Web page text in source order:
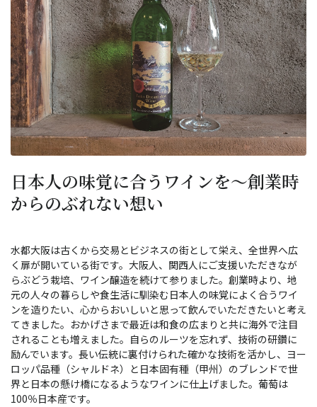
日本人の味覚に合うワインを～創業時
からのぶれない想い
水都大阪は古くから交易とビジネスの街として栄え、全世界へ広
く扉が開いている街です。大阪人、関西人にご支援いただきなが
らぶどう栽培、ワイン醸造を続けて参りました。創業時より、地
元の人々の暮らしや食生活に馴染む日本人の味覚によく合うワイ
ンを造りたい、心からおいしいと思って飲んでいただきたいと考え
てきました。おかげさまで最近は和食の広まりと共に海外で注目
されることも増えました。自らのルーツを忘れず、技術の研鑽に
励んでいます。長い伝統に裏付けられた確かな技術を活かし、ヨー
ロッパ品種（シャルドネ）と日本固有種（甲州）のブレンドで世
界と日本の懸け橋になるようなワインに仕上げました。葡萄は
100％日本産です。